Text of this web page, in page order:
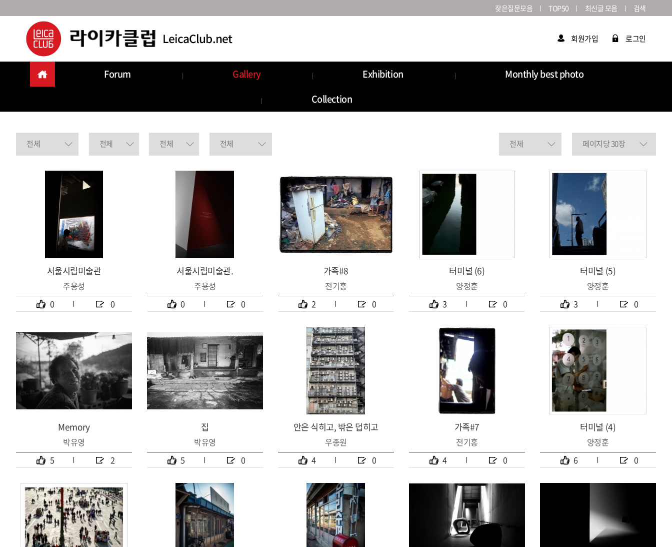
잦은질문모음 TOP50 최신글 모음 검색
회원가입 로그인
Forum Gallery Exhibition
Monthly best photo
Collection
Gallery
서울시립미술관
주용성
0
0
서울시립미술관.
주용성
0
0
가족#8
전기홍
2
0
터미널 (6)
양정훈
3
0
터미널 (5)
양정훈
3
0
Memory
박유영
5
2
집
박유영
5
0
안은 식히고, 밖은 덥히고
우종원
4
0
가족#7
전기홍
4
0
터미널 (4)
양정훈
6
0